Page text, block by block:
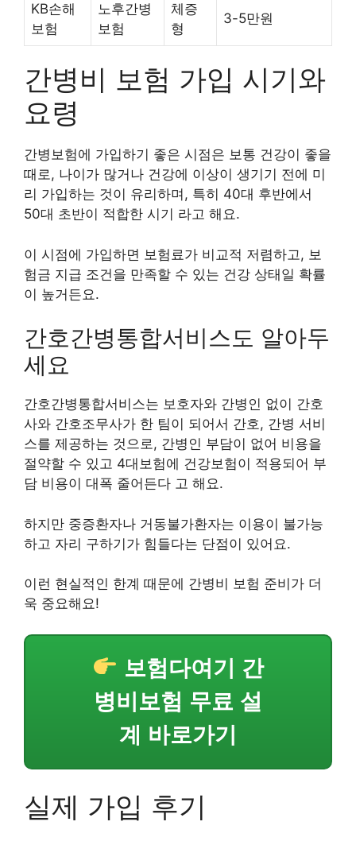
KB손해
보험
노후간병
보험
체증
형
3-5만원
간병비 보험 가입 시기와
요령
간병보험에 가입하기 좋은 시점은 보통 건강이 좋을
때로, 나이가 많거나 건강에 이상이 생기기 전에 미
리 가입하는 것이 유리하며, 특히 40대 후반에서
50대 초반이 적합한 시기 라고 해요.
이 시점에 가입하면 보험료가 비교적 저렴하고, 보
험금 지급 조건을 만족할 수 있는 건강 상태일 확률
이 높거든요.
간호간병통합서비스도 알아두
세요
간호간병통합서비스는 보호자와 간병인 없이 간호
사와 간호조무사가 한 팀이 되어서 간호, 간병 서비
스를 제공하는 것으로, 간병인 부담이 없어 비용을
절약할 수 있고 4대보험에 건강보험이 적용되어 부
담 비용이 대폭 줄어든다 고 해요.
하지만 중증환자나 거동불가환자는 이용이 불가능
하고 자리 구하기가 힘들다는 단점이 있어요.
이런 현실적인 한계 때문에 간병비 보험 준비가 더
욱 중요해요!
보험다여기 간
병비보험 무료 설
계 바로가기
실제 가입 후기